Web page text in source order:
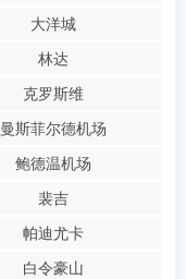
大洋城
林达
克罗斯维
曼斯菲尔德机场
鲍德温机场
裴吉
帕迪尤卡
白令豪山